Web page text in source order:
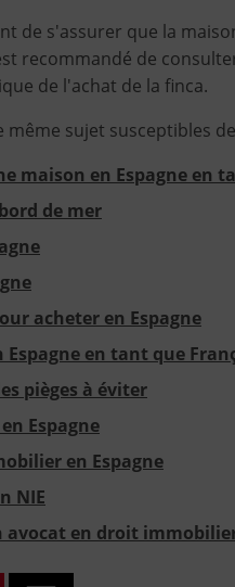
de s'assurer que la
recommandé de
de l'achat de la finca.
même sujet susceptibles
maison en Espagne en
de mer
acheter en Espagne
en tant que
pièges à éviter
Espagne
en Espagne
NIE
en droit